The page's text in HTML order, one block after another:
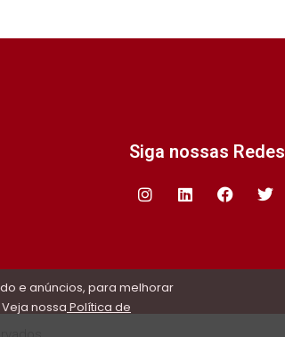
Siga nossas Redes
e anúncios, para melhorar
nossa Política de